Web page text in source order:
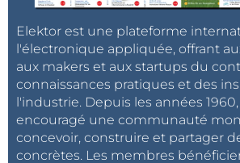
Elektor est une plateforme
l'électronique appliquée, offrant
aux makers et aux startups du
connaissances pratiques et des
l'industrie. Depuis les années
encouragé une communauté
concevoir, construire et partager
concrètes. Les membres